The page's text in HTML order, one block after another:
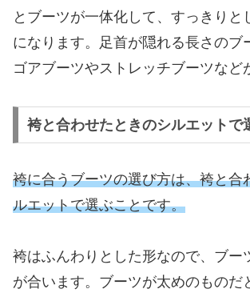
とブーツが一体化して、すっきりと
になります。足首が隠れる長さのブ
ゴアブーツやストレッチブーツなど
袴と合わせたときのシルエットで
袴に合うブーツの選び方は、袴と合
ルエットで選ぶことです。
袴はふんわりとした形なので、ブー
が合います。ブーツが太めのものだ